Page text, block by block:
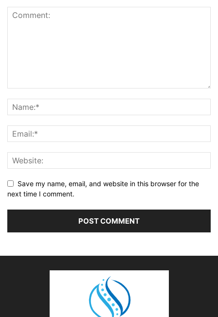
Save my name, email, and website in this browser for the
next time I comment.